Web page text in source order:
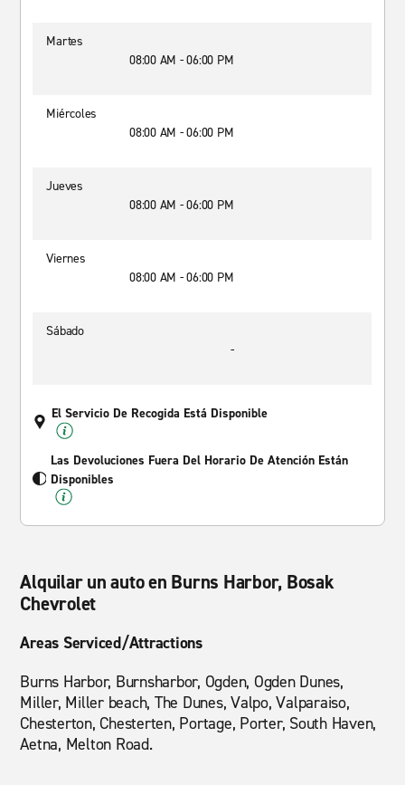
Martes
08:00 AM - 06:00 PM
Miércoles
08:00 AM - 06:00 PM
Jueves
08:00 AM - 06:00 PM
Viernes
08:00 AM - 06:00 PM
Sábado
-
El Servicio De Recogida Está Disponible
Las Devoluciones Fuera Del Horario De Atención Están
Disponibles
Alquilar un auto en Burns Harbor, Bosak
Chevrolet
Areas Serviced/Attractions
Burns Harbor, Burnsharbor, Ogden, Ogden Dunes,
Miller, Miller beach, The Dunes, Valpo, Valparaiso,
Chesterton, Chesterten, Portage, Porter, South Haven,
Aetna, Melton Road.